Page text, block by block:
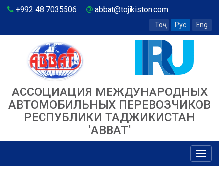
+992 48 7035506 abbat@tojikiston.com
Тоҷ Рус Eng
АССОЦИАЦИЯ МЕЖДУНАРОДНЫХ
АВТОМОБИЛЬНЫХ ПЕРЕВОЗЧИКОВ
РЕСПУБЛИКИ ТАДЖИКИСТАН
"ABBAT"